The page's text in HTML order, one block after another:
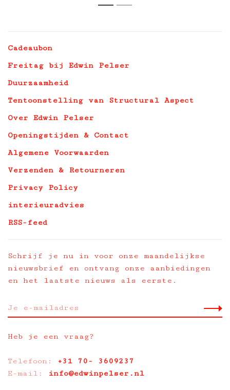
1 2
Cadeaubon
Freitag bij Edwin Pelser
Duurzaamheid
Tentoonstelling van Structural Aspect
Over Edwin Pelser
Openingstijden & Contact
Algemene Voorwaarden
Verzenden & Retourneren
Privacy Policy
interieuradvies
RSS-feed
Schrijf je nu in voor onze maandelijkse
nieuwsbrief en ontvang onze aanbiedingen
en het laatste nieuws als eerste.
Heb je een vraag?
Telefoon: +31 70- 3609237
E-mail:
info@edwinpelser.nl